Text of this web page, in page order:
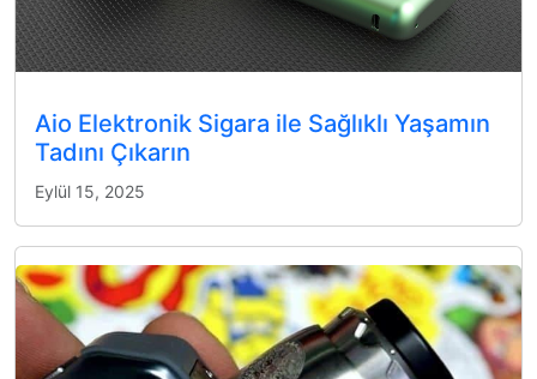
Aio Elektronik Sigara ile Sağlıklı Yaşamın
Tadını Çıkarın
Eylül 15, 2025